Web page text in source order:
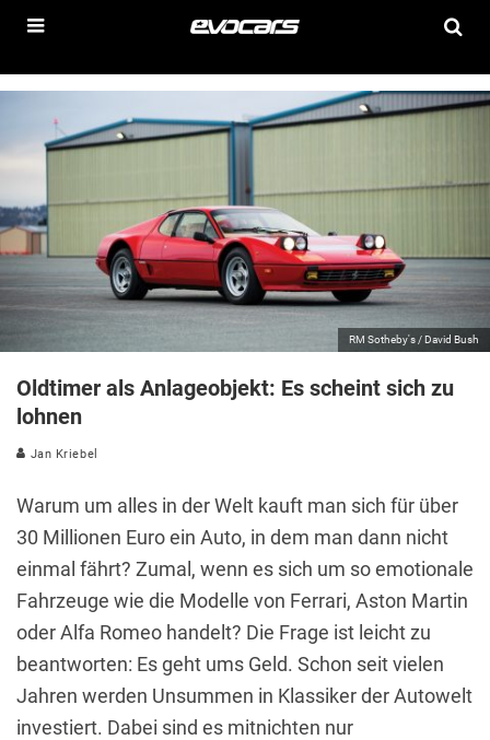
RM Sotheby's / David Bush
Oldtimer als Anlageobjekt: Es scheint sich zu
lohnen
Jan Kriebel
Warum um alles in der Welt kauft man sich für über
30 Millionen Euro ein Auto, in dem man dann nicht
einmal fährt? Zumal, wenn es sich um so emotionale
Fahrzeuge wie die Modelle von Ferrari, Aston Martin
oder Alfa Romeo handelt? Die Frage ist leicht zu
beantworten: Es geht ums Geld. Schon seit vielen
Jahren werden Unsummen in Klassiker der Autowelt
investiert. Dabei sind es mitnichten nur